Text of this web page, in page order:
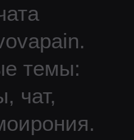
.
темы:
чат,